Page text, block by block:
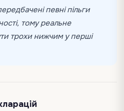
певні пільги
тому реальне
трохи нижчим у перші